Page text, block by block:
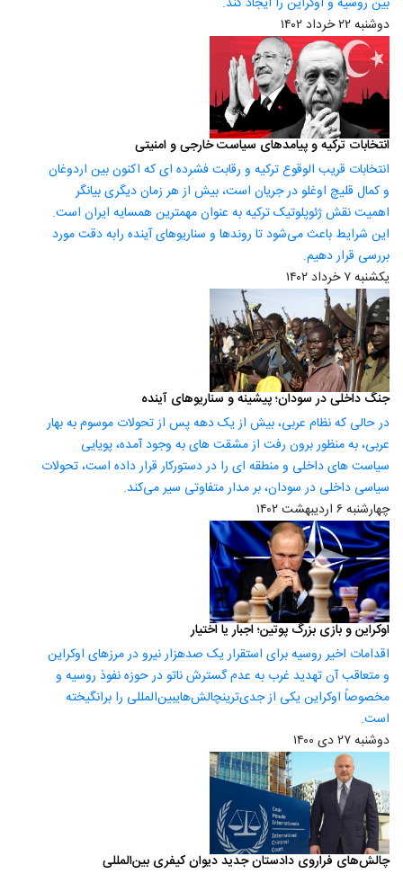
دوشنبه ۲۲ خرداد ۱۴۰۲
انتخابات ترکیه و پیامدهای سیاست خارجی و امنیتی
انتخابات قریب الوقوع ترکیه و رقابت فشرده ای که اکنون بین اردوغان
و کمال قلیچ اوغلو در جریان است، بیش از هر زمان دیگری بیانگر
اهمیت نقش ژئوپلوتیک ترکیه به عنوان مهمترین همسایه ایران است.
این شرایط باعث می‌شود تا روندها و سناریوهای آینده رابه دقت مورد
بررسی قرار دهیم.
یکشنبه ۷ خرداد ۱۴۰۲
جنگ داخلی در سودان؛ پیشینه و سناریوهای آینده
در حالی که نظام عربی، بیش از یک دهه پس از تحولات موسوم به بهار
عربی، به منظور برون رفت از مشقت های به وجود آمده، پویایی
سیاست های داخلی و منطقه ای را در دستورکار قرار داده است، تحولات
سیاسی داخلی در سودان، بر مدار متفاوتی سیر می‌کند.
چهارشنبه ۶ اردیبهشت ۱۴۰۲
اوکراین و بازی بزرگ پوتین؛ اجبار یا اختیار
اقدامات اخیر روسیه برای استقرار یک صدهزار نیرو در مرزهای اوکراین
و متعاقب آن تهدید غرب به عدم گسترش ناتو در حوزه نفوذ روسیه و
مخصوصاً اوکراین یکی از جدی‌ترینچالش‌هایبین‌المللی را برانگیخته
است.
دوشنبه ۲۷ دی ۱۴۰۰
چالش‌های فراروی دادستان جدید دیوان کیفری بین‌المللی